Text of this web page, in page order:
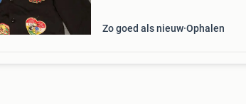
Zo goed als nieuw Ophalen